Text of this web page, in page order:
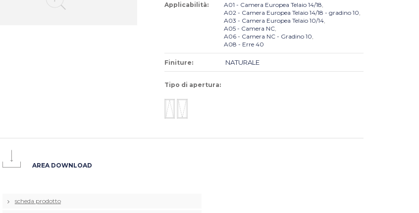
Applicabilità: A01 - Camera Europea Telaio 14/18
A02 - Camera Europea Telaio 14/18 - gradino 10
A03 - Camera Europea Telaio 10/14
A05 - Camera NC
A06 - Camera NC - Gradino 10
A08 - Erre 40
Finiture: NATURALE
Tipo di apertura:
AREA DOWNLOAD
scheda prodotto